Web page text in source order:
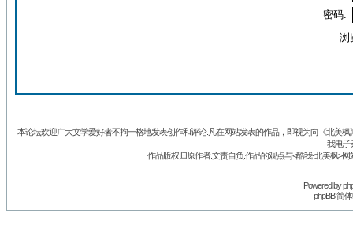
密码:
浏
本论坛欢迎广大文学爱好者不拘一格地发表创作和评论.凡在网站发表的作品，即视为向《北美
我电子
作品版权归原作者.文责自负.作品的观点与<酷我-北美枫>
Powered by
phpBB 简